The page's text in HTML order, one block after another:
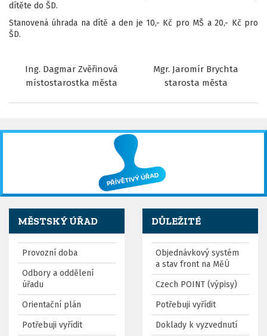
dítěte do ŠD.
Stanovená úhrada na dítě a den je 10,- Kč pro MŠ a 20,- Kč pro
ŠD.
Ing. Dagmar Zvěřinová
Mgr. Jaromír Brychta
místostarostka města
starosta města
MĚSTSKÝ ÚŘAD
Provozní doba
Odbory a oddělení
úřadu
Orientační plán
Potřebuji vyřídit
DŮLEŽITÉ
Objednávkový systém
a stav front na MěÚ
Czech POINT (výpisy)
Potřebuji vyřídit
Doklady k vyzvednutí